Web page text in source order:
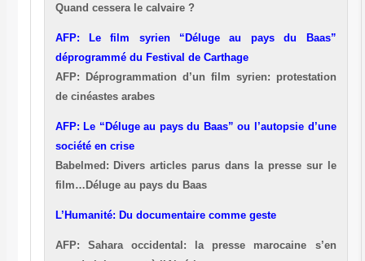
Quand cessera le calvaire ?
AFP: Le film syrien “Déluge au pays du Baas”
déprogrammé du Festival de Carthage
AFP: Déprogrammation d’un film syrien: protestation
de cinéastes arabes
AFP: Le “Déluge au pays du Baas” ou l’autopsie d’une
société en crise
Babelmed: Divers articles parus dans la presse sur le
film…Déluge au pays du Baas
L’Humanité: Du documentaire comme geste
AFP: Sahara occidental: la presse marocaine s’en